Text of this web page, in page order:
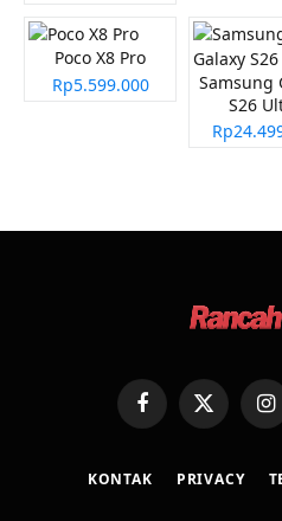
Poco X8 Pro
Rp5.599.000
Samsung
S26
FacebookX
(Twitter)
KONTAK PRIVACY